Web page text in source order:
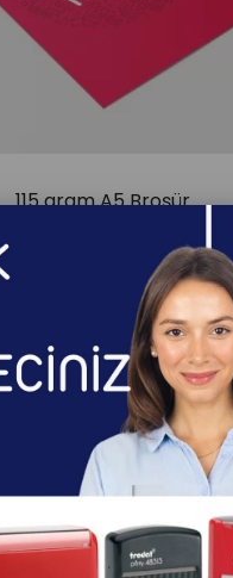
115 gram A5 Broşür